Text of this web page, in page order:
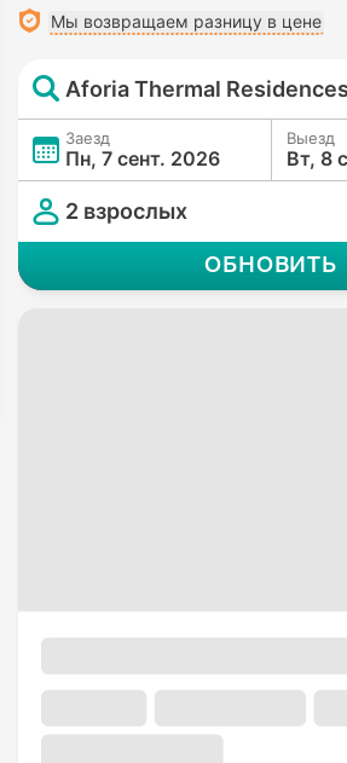
Мы возвращаем разницу в цене
Aforia Thermal Residences
Заезд
Пн, 7 сент. 2026
Выезд
Вт, 8
2 взрослых
ОБНОВИТЬ